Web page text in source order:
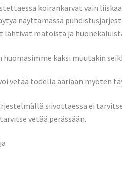
koirankarvat vain
näyttämässä
lähtivät matoista ja
huomasimme kaksi muutakin
vetää todella ääriään myöten
siivottaessa ei
vetää perässään.